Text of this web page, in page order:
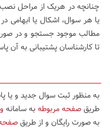
چنانچه در هریک از مراحل نصب
یا هر سوال، اشکال یا ابهامی در
مطالب موجود جستجو و در
تا کارشناسان پشتیبانی به آن
به منظور ثبت سوال جدید و یا
طریقصفحه مربوطهبه سامانه
به صورت رایگان و از طریق